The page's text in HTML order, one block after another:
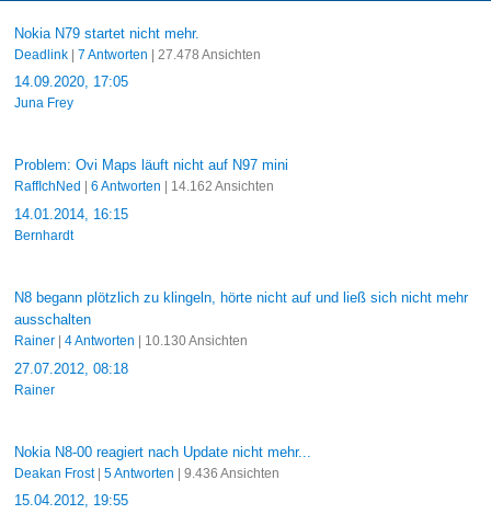
Nokia N79 startet nicht mehr.
Deadlink| 7 Antworten | 27.478 Ansichten
14.09.2020, 17:05
Juna Frey
Problem: Ovi Maps läuft nicht auf N97 mini
RaffIchNed 6 Antworten | 14.162 Ansichten
14.01.2014, 16:15
Bernhardt
N8 begann plötzlich zu klingeln, hörte nicht auf und ließ sich nicht mehr
ausschalten
Rainer| 4 Antworten | 10.130 Ansichten
27.07.2012, 08:18
Rainer
Nokia N8-00 reagiert nach Update nicht mehr...
Deakan Frost| 5 Antworten | 9.436 Ansichten
15.04.2012, 19:55